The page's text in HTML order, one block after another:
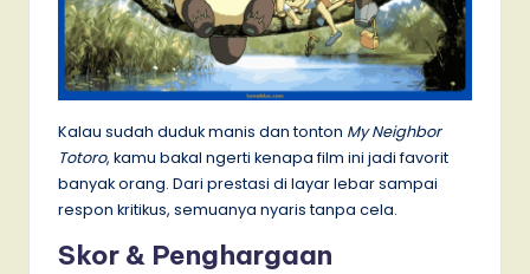
Kalau sudah duduk manis dan tonton My Neighbor
Totoro, kamu bakal ngerti kenapa film ini jadi favorit
banyak orang. Dari prestasi di layar lebar sampai
respon kritikus, semuanya nyaris tanpa cela.
Skor & Penghargaan